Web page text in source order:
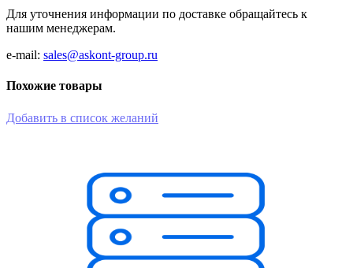
Для уточнения информации по доставке обращайтесь к
нашим менеджерам.
e-mail: sales@askont-group.ru
Похожие товары
Добавить в список желаний